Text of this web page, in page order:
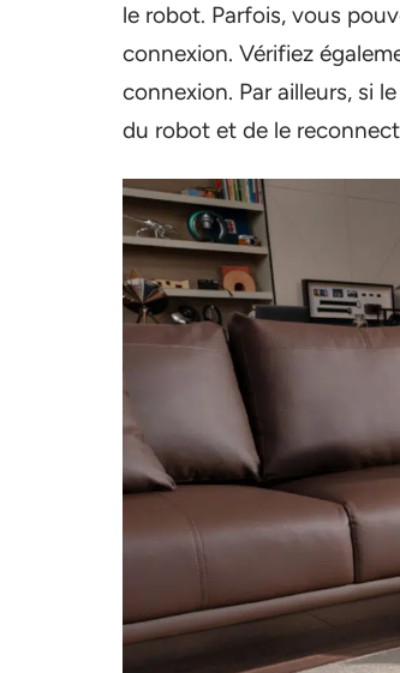
le robot. Parfois, vous
connexion. Vérifiez
connexion. Par ailleurs, si
du robot et de le